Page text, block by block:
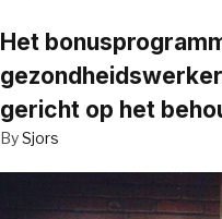
Het
gericht op het
BySjors